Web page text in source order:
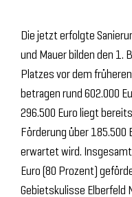
Die jetzt erfolgte
und Mauer bilden den
Platzes vor dem
betragen rund 602.000
296.500 Euro liegt
Förderung über 185.500
erwartet wird.
Euro (80 Prozent)
Gebietskulisse